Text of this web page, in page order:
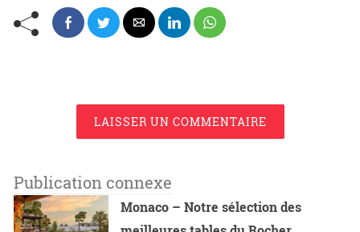
LAISSER UN COMMENTAIRE
Publication connexe
Monaco – Notre sélection des